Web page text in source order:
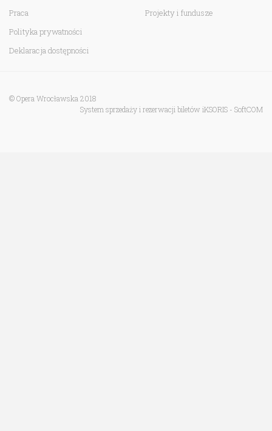
Praca
Polityka prywatności
Deklaracja dostępności
Projekty i fundusze
© Opera Wrocławska 2018
System sprzedaży i rezerwacji biletów iKSORIS - SoftCOM